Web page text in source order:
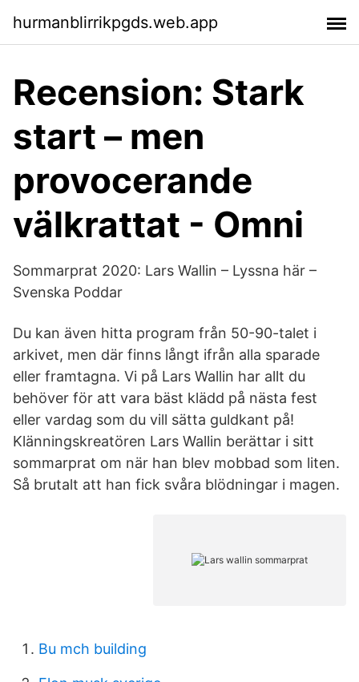
hurmanblirrikpgds.web.app
Recension: Stark
start – men
provocerande
välkrattat - Omni
Sommarprat 2020: Lars Wallin – Lyssna här –
Svenska Poddar
Du kan även hitta program från 50-90-talet i
arkivet, men där finns långt ifrån alla sparade
eller framtagna. Vi på Lars Wallin har allt du
behöver för att vara bäst klädd på nästa fest
eller vardag som du vill sätta guldkant på!
Klänningskreatören Lars Wallin berättar i sitt
sommarprat om när han blev mobbad som liten.
Så brutalt att han fick svåra blödningar i magen.
Bu mch building